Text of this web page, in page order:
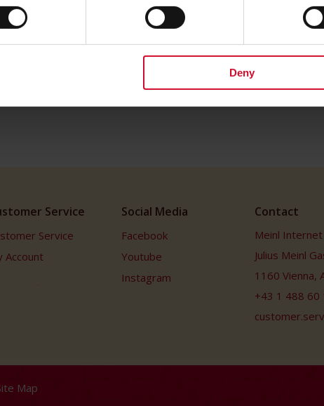
Deny
wurde vom italienisch- österreichischen Architekt und Designer
Milch zu Ihrem Kaffee oder auch für frisch gepresste Zitrone für Ihren
Service
Service
Account
Social Media
Facebook
Youtube
Instagram
Contact
Meinl
Julius Meinl
1160 Vienna,
+43 1 488 60
Map